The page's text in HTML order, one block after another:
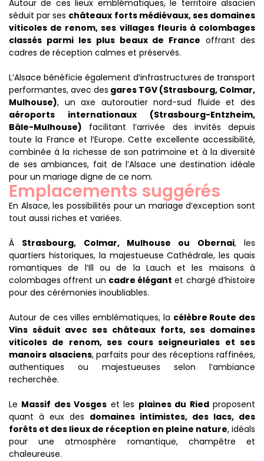
Autour de ces lieux emblématiques, le territoire alsacien
séduit par ses châteaux forts médiévaux, ses domaines
viticoles de renom, ses villages fleuris à colombages
classés parmi les plus beaux de France offrant des
cadres de réception calmes et préservés.
L’Alsace bénéficie également d’infrastructures de transport
performantes, avec des gares TGV (Strasbourg, Colmar,
Mulhouse), un axe autoroutier nord-sud fluide et des
aéroports internationaux (Strasbourg-Entzheim,
Bâle-Mulhouse) facilitant l’arrivée des invités depuis
toute la France et l’Europe. Cette excellente accessibilité,
combinée à la richesse de son patrimoine et à la diversité
de ses ambiances, fait de l’Alsace une destination idéale
pour un mariage digne de ce nom.
Emplacements suggérés
En Alsace, les possibilités pour un mariage d’exception sont
tout aussi riches et variées.
À Strasbourg, Colmar, Mulhouse ou Obernai, les
quartiers historiques, la majestueuse Cathédrale, les quais
romantiques de l’Ill ou de la Lauch et les maisons à
colombages offrent un cadre élégant et chargé d’histoire
pour des cérémonies inoubliables.
Autour de ces villes emblématiques, la célèbre Route des
Vins séduit avec ses châteaux forts, ses domaines
viticoles de renom, ses cours seigneuriales et ses
manoirs alsaciens, parfaits pour des réceptions raffinées,
authentiques ou majestueuses selon l’ambiance
recherchée.
Le Massif des Vosges et les plaines du Riedproposent
quant à eux des domaines intimistes, des lacs, des
forêts et des lieux de réception en pleine nature, idéals
pour une atmosphère romantique, champêtre et
chaleureuse.